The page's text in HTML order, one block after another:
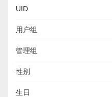
UID
用户组
管理组
性别
生日